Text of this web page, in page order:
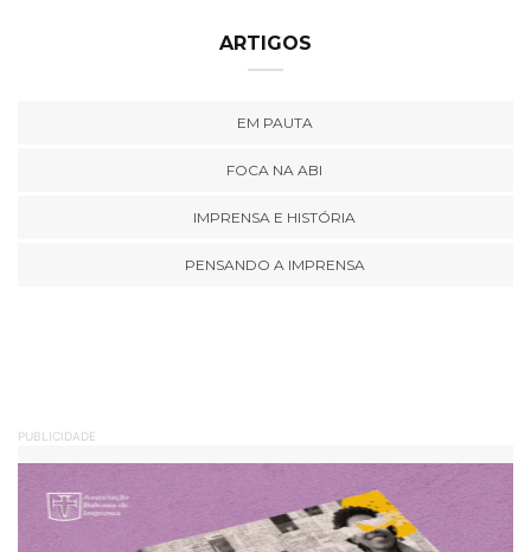
ARTIGOS
EM PAUTA
FOCA NA ABI
IMPRENSA E HISTÓRIA
PENSANDO A IMPRENSA
PUBLICIDADE